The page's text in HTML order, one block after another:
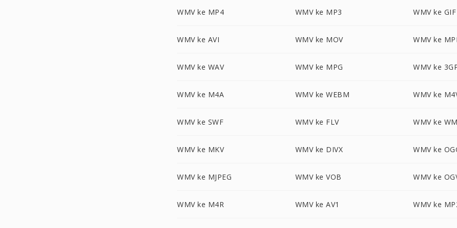
WMV ke MP4 WMV ke MP3 WMV ke GIF
WMV ke AVI WMV ke MOV WMV ke
WMV ke WAV WMV ke MPG WMV ke
WMV ke M4A WMV ke WEBM WMV ke
WMV ke SWF WMV ke FLV WMV ke
WMV ke MKV WMV ke DIVX WMV ke
WMV ke MJPEG WMV ke VOB WMV ke
WMV ke M4R WMV ke AV1 WMV ke